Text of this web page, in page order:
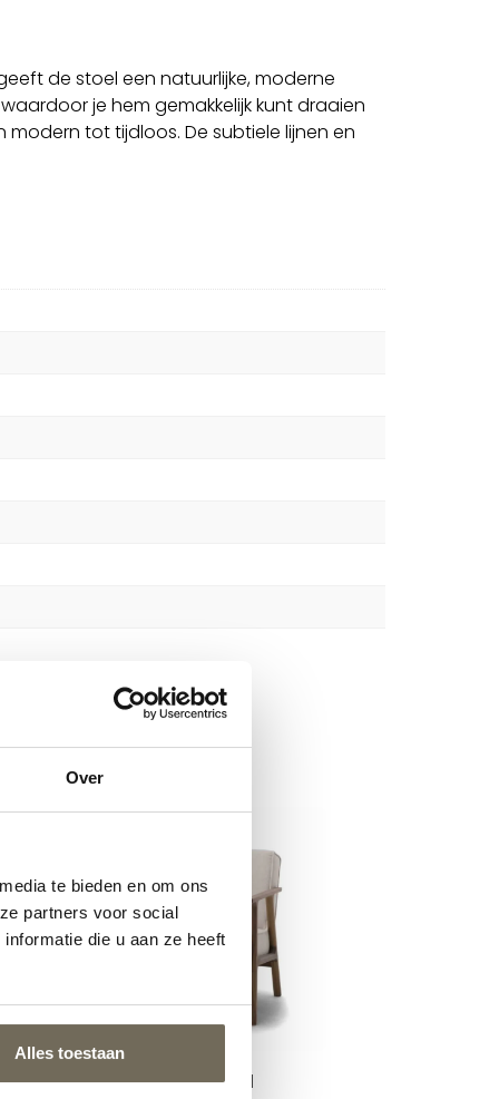
Over
te bieden en om ons
partners voor social
die u aan ze heeft
Alles toestaan
de stoel een natuurlijke, moderne
je hem gemakkelijk kunt draaien
tot tijdloos. De subtiele lijnen en
Cloak Easy Fauteuil